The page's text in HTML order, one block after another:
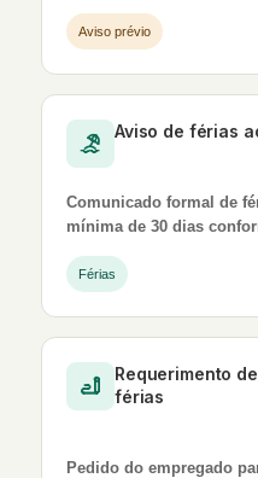
Aviso prévio
Aviso de férias
Comunicado formal de
mínima de 30 dias
Férias
Requerimento
férias
Pedido do empregado